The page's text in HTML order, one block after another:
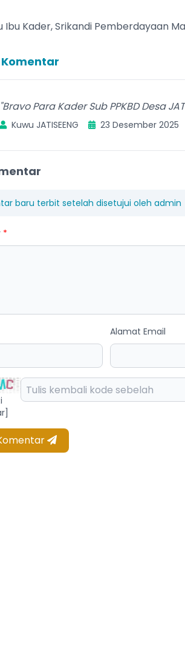
Ibu Kader, Srikandi Pemberdayaan
"Bravo Para Kader Sub PPKBD Desa
Kuwu JATISEENG 23 Desember 2025
baru terbit setelah disetujui oleh admin
*
Alamat Email